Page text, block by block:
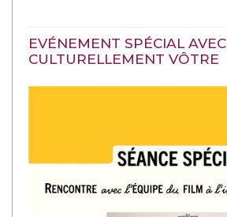
EVÉNEMENT SPÉCIAL AVEC
CULTURELLEMENT VÔTRE